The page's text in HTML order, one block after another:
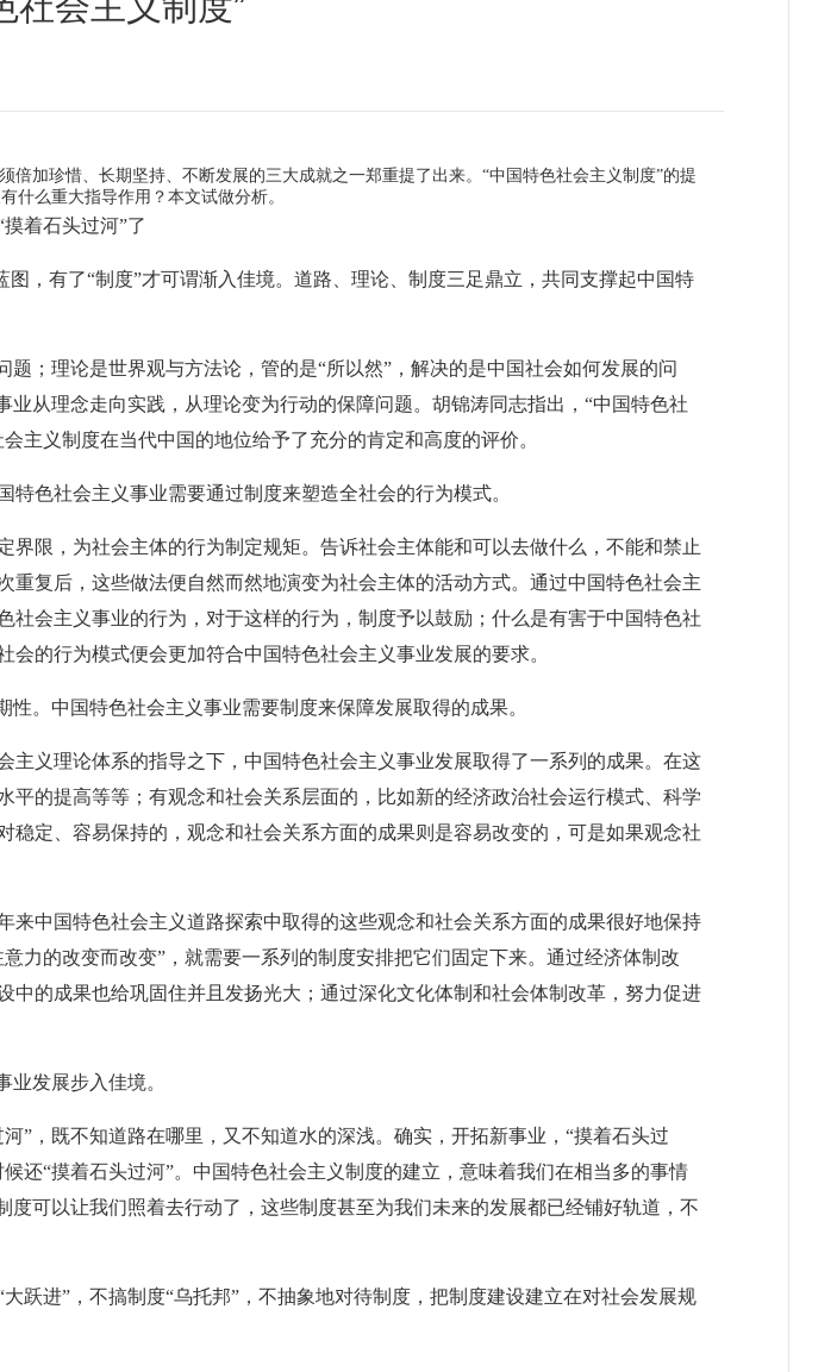
加珍惜、长期坚持、不断发展的三大成就之一郑重提了出来。“中国特色社会主义制度”的提
什么重大指导作用？本文试做分析。
着石头过河”了
有了“制度”才可谓渐入佳境。道路、理论、制度三足鼎立，共同支撑起中国特
理论是世界观与方法论，管的是“所以然”，解决的是中国社会如何发展的问
从理念走向实践，从理论变为行动的保障问题。胡锦涛同志指出，“中国特色社
主义制度在当代中国的地位给予了充分的肯定和高度的评价。
社会主义事业需要通过制度来塑造全社会的行为模式。
限，为社会主体的行为制定规矩。告诉社会主体能和可以去做什么，不能和禁止
复后，这些做法便自然而然地演变为社会主体的活动方式。通过中国特色社会主
会主义事业的行为，对于这样的行为，制度予以鼓励；什么是有害于中国特色社
的行为模式便会更加符合中国特色社会主义事业发展的要求。
中国特色社会主义事业需要制度来保障发展取得的成果。
义理论体系的指导之下，中国特色社会主义事业发展取得了一系列的成果。在这
的提高等等；有观念和社会关系层面的，比如新的经济政治社会运行模式、科学
定、容易保持的，观念和社会关系方面的成果则是容易改变的，可是如果观念社
中国特色社会主义道路探索中取得的这些观念和社会关系方面的成果很好地保持
力的改变而改变”，就需要一系列的制度安排把它们固定下来。通过经济体制改
的成果也给巩固住并且发扬光大；通过深化文化体制和社会体制改革，努力促进
发展步入佳境。
，既不知道路在哪里，又不知道水的深浅。确实，开拓新事业，“摸着石头过
还“摸着石头过河”。中国特色社会主义制度的建立，意味着我们在相当多的事情
度可以让我们照着去行动了，这些制度甚至为我们未来的发展都已经铺好轨道，不
进”，不搞制度“乌托邦”，不抽象地对待制度，把制度建设建立在对社会发展规